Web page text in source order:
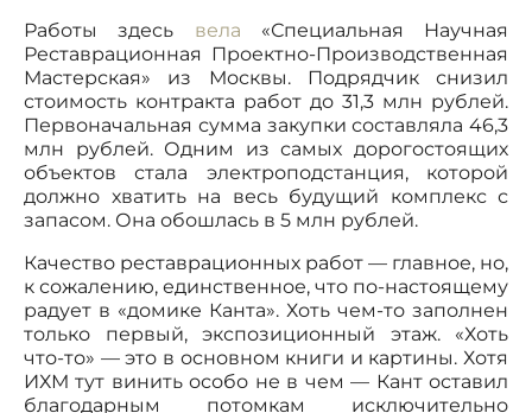
Работы здесь вела «Специальная Научная
Реставрационная Проектно-Производственная
Мастерская» из Москвы. Подрядчик снизил
стоимость контракта работ до 31,3 млн рублей.
Первоначальная сумма закупки составляла 46,3
млн рублей. Одним из самых дорогостоящих
объектов стала электроподстанция, которой
должно хватить на весь будущий комплекс с
запасом. Она обошлась в 5 млн рублей.
Качество реставрационных работ — главное, но,
к сожалению, единственное, что по-настоящему
радует в «домике Канта». Хоть чем-то заполнен
только первый, экспозиционный этаж. «Хоть
что-то» — это в основном книги и картины. Хотя
ИХМ тут винить особо не в чем — Кант оставил
благодарным потомкам исключительно